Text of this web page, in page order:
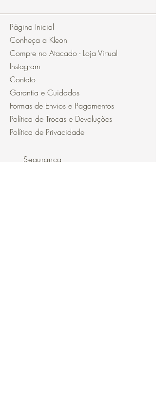
Página Inicial
Conheça a Kleon
Compre no Atacado - Loja Virtual
Instagram
Contato
Garantia e Cuidados
Formas de Envios e Pagamentos
Política de Trocas e Devoluções
Política de Privacidade
Segurança